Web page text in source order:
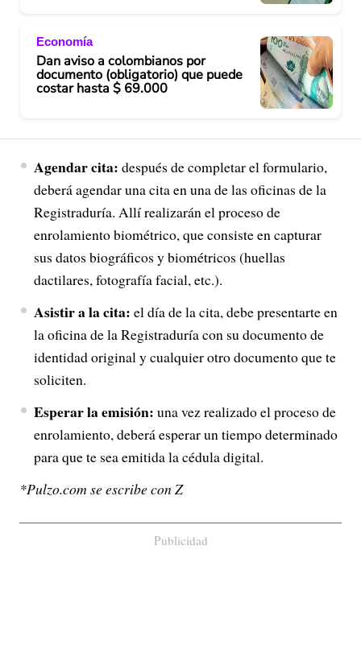
Economía
Dan aviso a colombianos por
documento (obligatorio) que puede
costar hasta $ 69.000
Agendar cita: después de completar el formulario,
deberá agendar una cita en una de las oficinas de la
Registraduría. Allí realizarán el proceso de
enrolamiento biométrico, que consiste en capturar
sus datos biográficos y biométricos (huellas
dactilares, fotografía facial, etc.).
Asistir a la cita: el día de la cita, debe presentarte en
la oficina de la Registraduría con su documento de
identidad original y cualquier otro documento que te
soliciten.
Esperar la emisión: una vez realizado el proceso de
enrolamiento, deberá esperar un tiempo determinado
para que te sea emitida la cédula digital.
*Pulzo.com se escribe con Z
Publicidad